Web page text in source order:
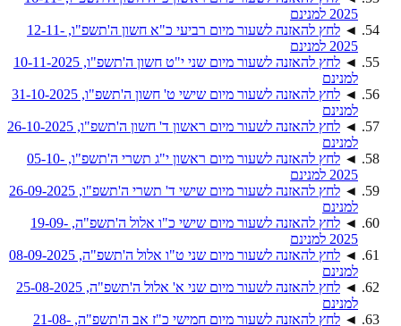
2025 למנינם
◄
לחץ להאזנה לשעור מיום רביעי כ"א חשון ה'תשפ"ו, 12-11-
2025 למנינם
◄
לחץ להאזנה לשעור מיום שני י"ט חשון ה'תשפ"ו, 10-11-2025
למנינם
◄
לחץ להאזנה לשעור מיום שישי ט' חשון ה'תשפ"ו, 31-10-2025
למנינם
◄
לחץ להאזנה לשעור מיום ראשון ד' חשון ה'תשפ"ו, 26-10-2025
למנינם
◄
לחץ להאזנה לשעור מיום ראשון י"ג תשרי ה'תשפ"ו, 05-10-
2025 למנינם
◄
לחץ להאזנה לשעור מיום שישי ד' תשרי ה'תשפ"ו, 26-09-2025
למנינם
◄
לחץ להאזנה לשעור מיום שישי כ"ו אלול ה'תשפ"ה, 19-09-
2025 למנינם
◄
לחץ להאזנה לשעור מיום שני ט"ו אלול ה'תשפ"ה, 08-09-2025
למנינם
◄
לחץ להאזנה לשעור מיום שני א' אלול ה'תשפ"ה, 25-08-2025
למנינם
◄
לחץ להאזנה לשעור מיום חמישי כ"ז אב ה'תשפ"ה, 21-08-